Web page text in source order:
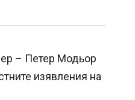
– Петер Модьор
изявления на